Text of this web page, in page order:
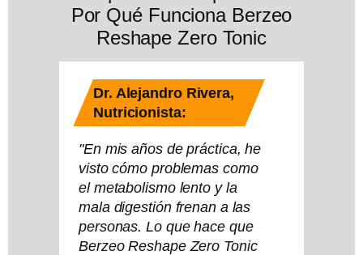
Por Qué Funciona Berzeo
Reshape Zero Tonic
Dr. Alejandro Rivera,
Nutricionista:
"En mis años de práctica, he
visto cómo problemas como
el metabolismo lento y la
mala digestión frenan a las
personas. Lo que hace que
Berzeo Reshape Zero Tonic